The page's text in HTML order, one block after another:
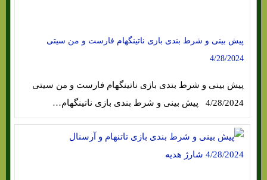
پیش بینی و شرط بندی بازی ناتینگهام فارست و من سیتی
4/28/2024
پیش بینی و شرط بندی بازی ناتینگهام فارست و من سیتی
4/28/2024 پیش بینی و شرط بندی بازی ناتینگهام…